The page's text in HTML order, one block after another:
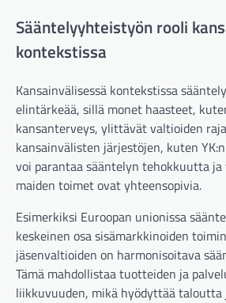
Sääntelyyhteistyön rooli
kontekstissa
Kansainvälisessä kontekstissa
elintärkeää, sillä monet haasteet,
kansanterveys, ylittävät valtioiden
kansainvälisten järjestöjen, kuten
voi parantaa sääntelyn tehokkuutta
maiden toimet ovat yhteensopivia.
Esimerkiksi Euroopan unionissa
keskeinen osa sisämarkkinoiden
jäsenvaltioiden on harmonisoitava
Tämä mahdollistaa tuotteiden ja
liikkuvuuden, mikä hyödyttää